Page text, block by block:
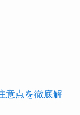
意点を徹底解